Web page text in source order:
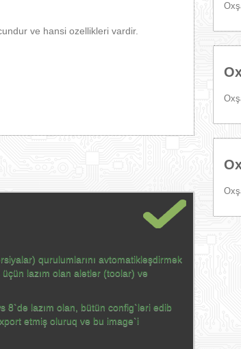
ve hansi ozellikleri vardir.
qurulumlarını avtomatikləşdirmək
lazım olan alətlər (toolar) və
8`də lazım olan, bütün config`ləri edib
etmiş oluruq və bu image`i